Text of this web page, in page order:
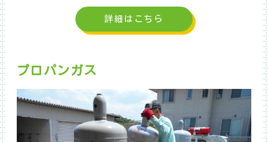
詳細はこちら
プロパンガス